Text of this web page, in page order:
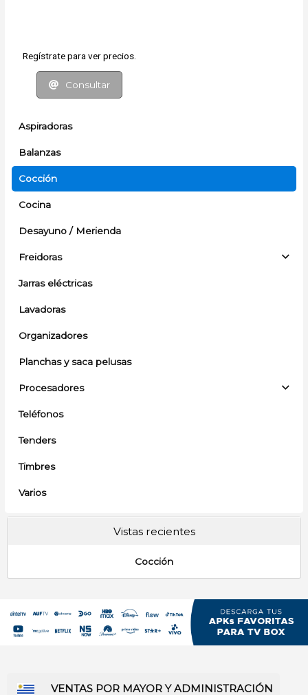
Aspiradoras
Balanzas
Cocción
Cocina
Desayuno / Merienda
Freidoras
Jarras eléctricas
Lavadoras
Organizadores
Planchas y saca pelusas
Procesadores
Teléfonos
Tenders
Timbres
Varios
Regístrate para ver precios.
Consultar
Vistas recientes
Cocción
VENTAS POR MAYOR Y ADMINISTRACIÓN